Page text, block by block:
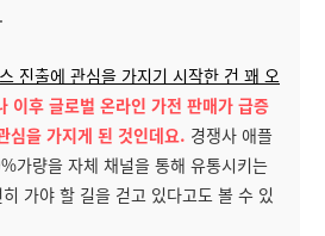
진출에 관심을 가지기 시작한 건 꽤 오
이후 글로벌 온라인 가전 판매가 급증
심을 가지게 된 것인데요. 경쟁사 애플
가량을 자체 채널을 통해 유통시키는
가야 할 길을 걷고 있다고도 볼 수 있